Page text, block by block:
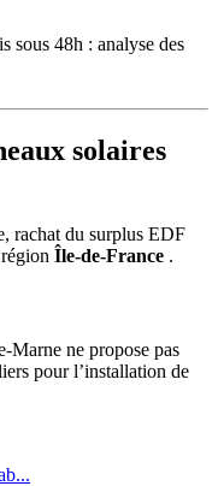
sous 48h : analyse des
solaires
rachat du surplus EDF
Île-de-France .
Marne ne propose pas
pour l’installation de